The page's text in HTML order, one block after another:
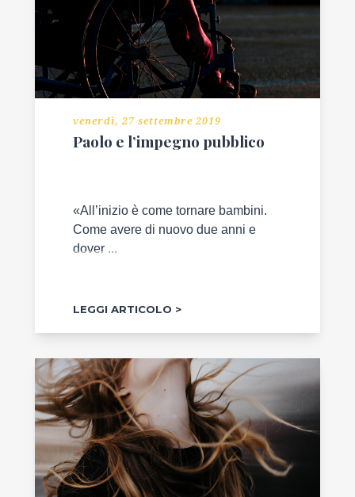
venerdì, 27 settembre 2019
Paolo e l’impegno pubblico
«All’inizio è come tornare bambini.
Come avere di nuovo due anni e
dover ...
LEGGI ARTICOLO